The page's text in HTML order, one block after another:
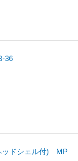
36
ッドシェル付) MP